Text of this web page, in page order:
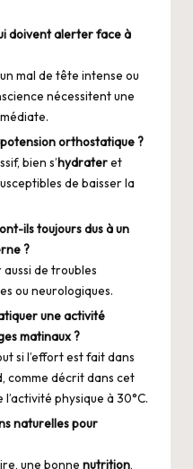
doivent alerter face à
mal de tête intense ou
nécessitent une
orthostatique ?
bien s’hydrateret
de baisser la
ils toujours dus à un
?
de troubles
ou neurologiques.
une activité
matinaux ?
si l’effort est fait dans
comme décrit dans cet
l’activité physique à 30°C.
naturelles pour
une bonne nutrition,